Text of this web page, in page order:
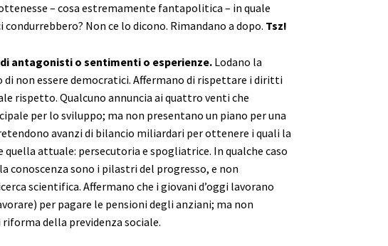
– cosa estremamente fantapolitica – in quale
Non ce lo dicono. Rimandano a dopo. Tsz!
antagonisti o sentimenti o esperienze.Lodano la
non essere democratici. Affermano di rispettare i diritti
rispetto. Qualcuno annuncia ai quattro venti che
per lo sviluppo; ma non presentano un piano per una
avanzi di bilancio miliardari per ottenere i quali la
quella attuale: persecutoria e spogliatrice. In qualche caso
conoscenza sono i pilastri del progresso, e non
scientifica. Affermano che i giovani d’oggi lavorano
per pagare le pensioni degli anziani; ma non
della previdenza sociale.